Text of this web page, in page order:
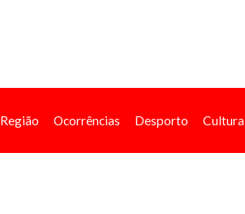
Região Ocorrências Desporto Cultura